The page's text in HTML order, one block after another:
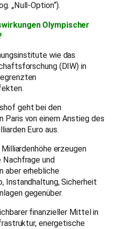
„Null-Option“).
Olympischer
wie das
(DIW) in
geht bei den
Paris von einem Anstieg des
Euro aus.
erzeugen
und
aber erhebliche
Instandhaltung, Sicherheit
gegenüber.
finanzieller Mittel in
energetische